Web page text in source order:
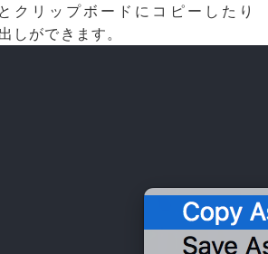
クリップボードにコピーしたり
しができます。